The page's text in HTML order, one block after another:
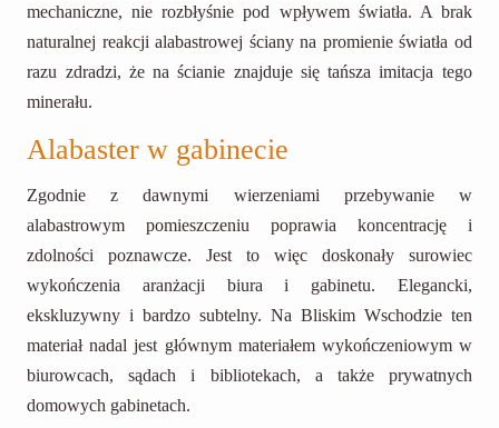
mechaniczne, nie rozbłyśnie pod wpływem światła. A brak
naturalnej reakcji alabastrowej ściany na promienie światła od
razu zdradzi, że na ścianie znajduje się tańsza imitacja tego
minerału.
Alabaster w gabinecie
Zgodnie z dawnymi wierzeniami przebywanie w
alabastrowym pomieszczeniu poprawia koncentrację i
zdolności poznawcze. Jest to więc doskonały surowiec
wykończenia aranżacji biura i gabinetu. Elegancki,
ekskluzywny i bardzo subtelny. Na Bliskim Wschodzie ten
materiał nadal jest głównym materiałem wykończeniowym w
biurowcach, sądach i bibliotekach, a także prywatnych
domowych gabinetach.